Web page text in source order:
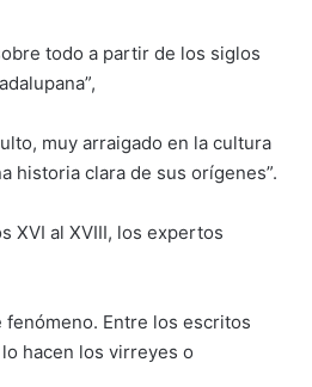
todo a partir de los siglos
muy arraigado en la cultura
historia clara de sus orígenes”.
XVI al XVIII, los expertos
fenómeno. Entre los escritos
hacen los virreyes o